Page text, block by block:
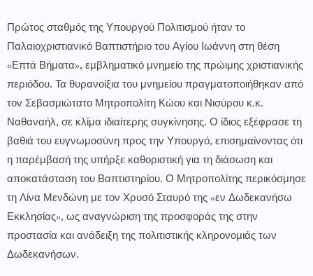
Πρώτος σταθμός της Υπουργού Πολιτισμού ήταν το
Παλαιοχριστιανικό Βαπτιστήριο του Αγίου Ιωάννη στη θέση
«Επτά Βήματα», εμβληματικό μνημείο της πρώιμης χριστιανικής
περιόδου. Τα θυρανοίξια του μνημείου πραγματοποιήθηκαν από
τον Σεβασμιώτατο Μητροπολίτη Κώου και Νισύρου κ.κ.
Ναθαναήλ, σε κλίμα ιδιαίτερης συγκίνησης. Ο ίδιος εξέφρασε τη
βαθιά του ευγνωμοσύνη προς την Υπουργό, επισημαίνοντας ότι
η παρέμβασή της υπήρξε καθοριστική για τη διάσωση και
αποκατάσταση του Βαπτιστηρίου. Ο Μητροπολίτης περικόσμησε
τη Λίνα Μενδώνη με τον Χρυσό Σταυρό της «εν Δωδεκανήσω
Εκκλησίας», ως αναγνώριση της προσφοράς της στην
προστασία και ανάδειξη της πολιτιστικής κληρονομιάς των
Δωδεκανήσων.